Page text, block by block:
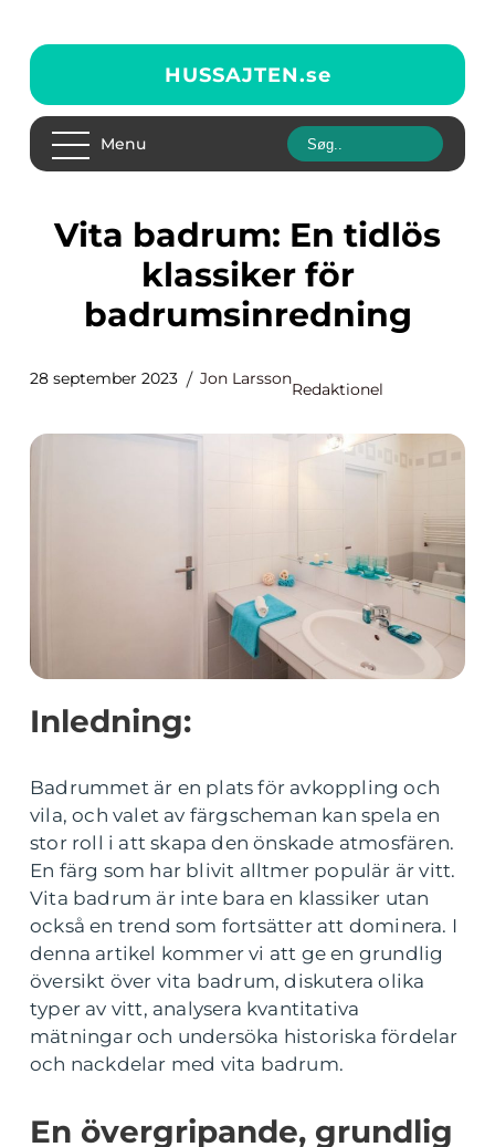
HUSSAJTEN.se
Menu
Vita badrum: En tidlös
klassiker för
badrumsinredning
28 september 2023 Jon Larsson
Redaktionel
Inledning:
Badrummet är en plats för avkoppling och
vila, och valet av färgscheman kan spela en
stor roll i att skapa den önskade atmosfären.
En färg som har blivit alltmer populär är vitt.
Vita badrum är inte bara en klassiker utan
också en trend som fortsätter att dominera. I
denna artikel kommer vi att ge en grundlig
översikt över vita badrum, diskutera olika
typer av vitt, analysera kvantitativa
mätningar och undersöka historiska fördelar
och nackdelar med vita badrum.
En övergripande, grundlig